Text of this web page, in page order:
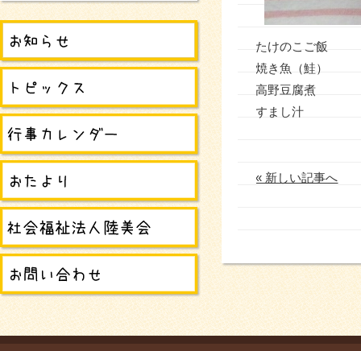
たけのこご飯
焼き魚（鮭）
高野豆腐煮
すまし汁
« 新しい記事へ